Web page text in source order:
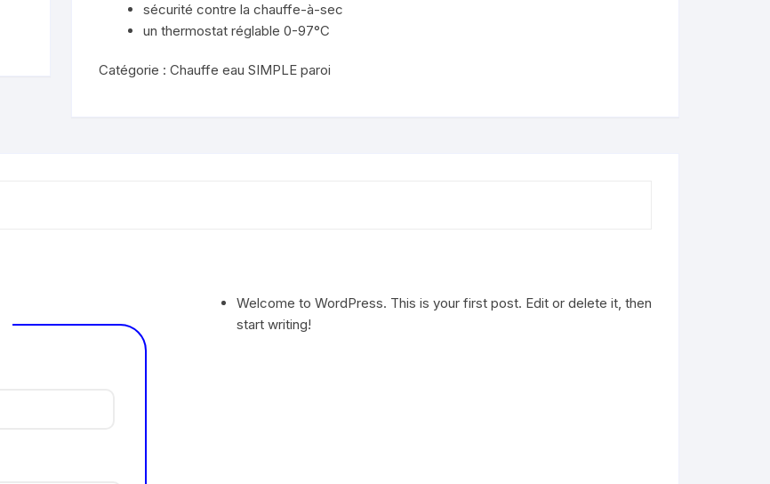
sécurité contre la chauffe-à-sec
un thermostat réglable 0-97°C
Catégorie : Chauffe eau SIMPLE paroi
Welcome to WordPress. This is your first post. Edit or delete it, then
start writing!